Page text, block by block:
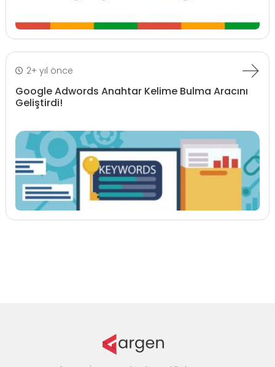
2+ yıl önce
Google Adwords Anahtar Kelime Bulma Aracını
Geliştirdi!